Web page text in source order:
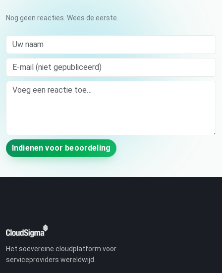
Nog geen reacties. Wees de eerste.
Uw naam
E-mail (niet gepubliceerd)
Comment
Indienen voor beoordeling
Het soevereine cloudplatform voor
serviceproviders wereldwijd.